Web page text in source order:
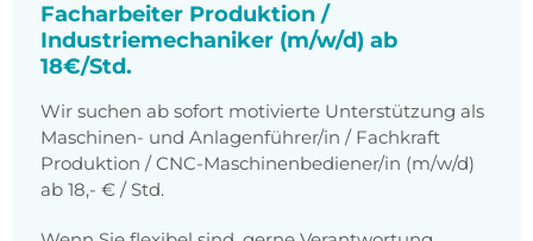
Facharbeiter Produktion /
Industriemechaniker (m/w/d) ab
18€/Std.
Wir suchen ab sofort motivierte Unterstützung als
Maschinen- und Anlagenführer/in / Fachkraft
Produktion / CNC-Maschinenbediener/in (m/w/d)
ab 18,- € / Std.